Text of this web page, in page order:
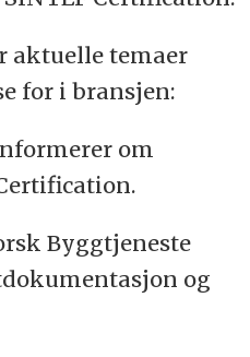
aktuelle temaer
for i bransjen:
om
Byggtjeneste
og